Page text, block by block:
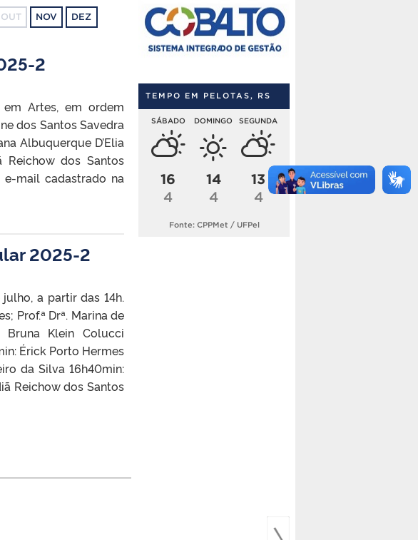
OUT NOV DEZ
2
em Artes, em ordem
dos Santos Savedra
Albuquerque D’Elia
Reichow dos Santos
mail cadastrado na
2025-2
a partir das 14h.
Prof.ª Drª. Marina de
Bruna Klein Colucci
Érick Porto Hermes
da Silva 16h40min:
Reichow dos Santos
TEMPO EM PELOTAS, RS
SÁBADO
16
4
DOMINGO
14
4
SEGUNDA
13
4
Fonte: CPPMet / UFPel